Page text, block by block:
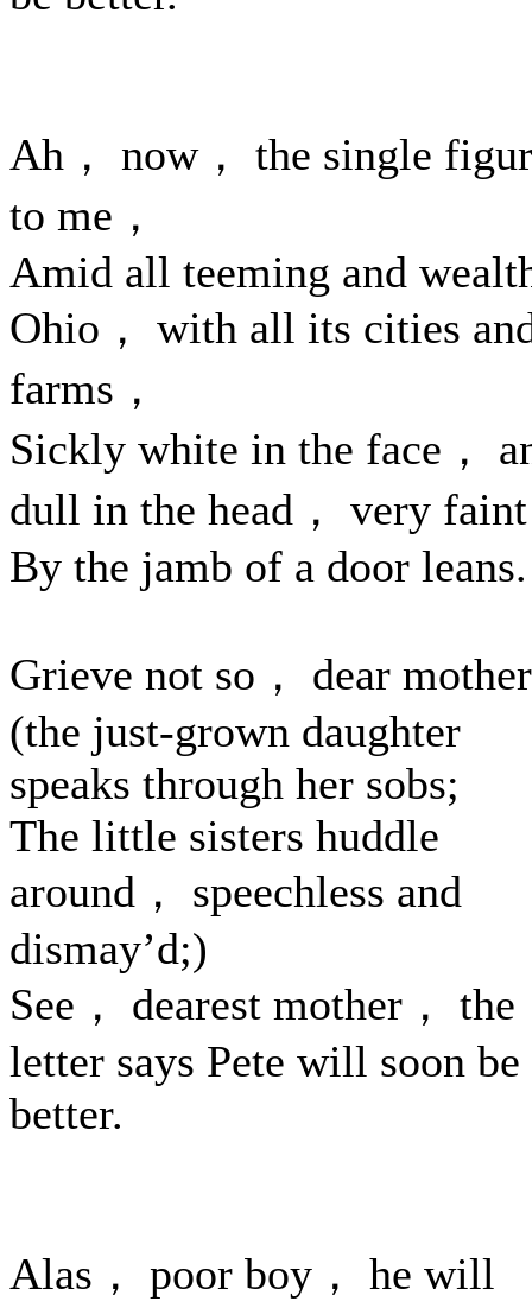
Ah， now， the single
to me，
Amid all teeming and
Ohio， with all its cities
farms，
Sickly white in the face，
dull in the head， very
By the jamb of a door leans.
Grieve not so， dear
(the just-grown daughter
speaks through her sobs;
The little sisters huddle
around， speechless and
dismay’d;)
See， dearest mother， the
letter says Pete will soon be
better.
Alas， poor boy， he will